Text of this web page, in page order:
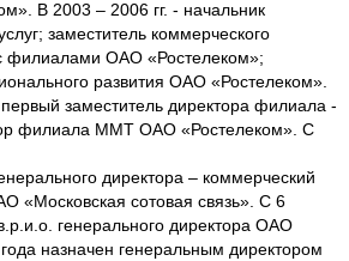
В 2003 – 2006 гг. - начальник
заместитель коммерческого
филиалами ОАО «Ростелеком»;
развития ОАО «Ростелеком».
заместитель директора филиала -
филиала ММТ ОАО «Ростелеком». С
директора – коммерческий
«Московская сотовая связь». С 6
генерального директора ОАО
назначен генеральным директором